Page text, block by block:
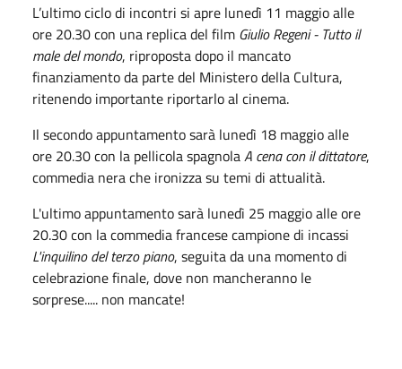
L’ultimo ciclo di incontri si apre lunedì 11 maggio alle
ore 20.30 con una replica del film Giulio Regeni - Tutto il
male del mondo, riproposta dopo il mancato
finanziamento da parte del Ministero della Cultura,
ritenendo importante riportarlo al cinema.
Il secondo appuntamento sarà lunedì 18 maggio alle
ore 20.30 con la pellicola spagnolaA cena con il dittatore,
commedia nera che ironizza su temi di attualità.
L'ultimo appuntamento sarà lunedì 25 maggio alle ore
20.30 con la commedia francese campione di incassi
L'inquilino del terzo piano, seguita da una momento di
celebrazione finale, dove non mancheranno le
sorprese..... non mancate!